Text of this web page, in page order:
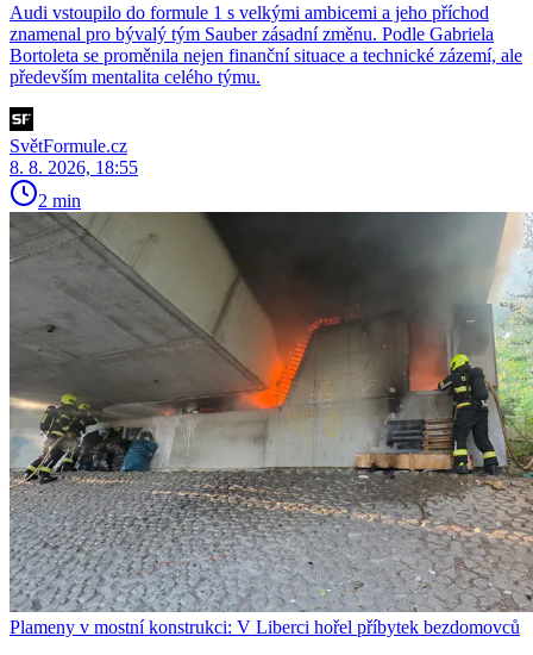
Audi vstoupilo do formule 1 s velkými ambicemi a jeho příchod
znamenal pro bývalý tým Sauber zásadní změnu. Podle Gabriela
Bortoleta se proměnila nejen finanční situace a technické zázemí, ale
především mentalita celého týmu.
SvětFormule.cz
8. 8. 2026, 18:55
2 min
Plameny v mostní konstrukci: V Liberci hořel příbytek bezdomovců